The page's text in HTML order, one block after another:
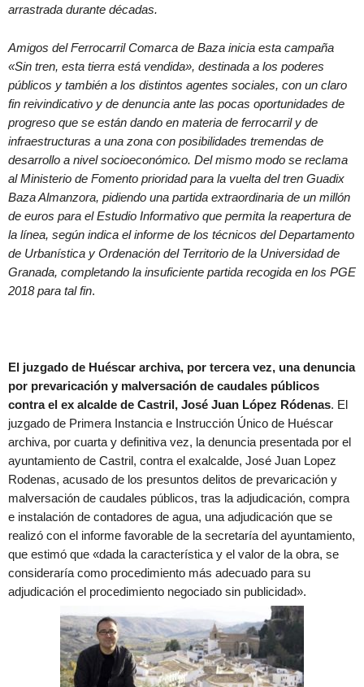
arrastrada durante décadas.
Amigos del Ferrocarril Comarca de Baza inicia esta campaña
«Sin tren, esta tierra está vendida», destinada a los poderes
públicos y también a los distintos agentes sociales, con un claro
fin reivindicativo y de denuncia ante las pocas oportunidades de
progreso que se están dando en materia de ferrocarril y de
infraestructuras a una zona con posibilidades tremendas de
desarrollo a nivel socioeconómico. Del mismo modo se reclama
al Ministerio de Fomento prioridad para la vuelta del tren Guadix
Baza Almanzora, pidiendo una partida extraordinaria de un millón
de euros para el Estudio Informativo que permita la reapertura de
la línea, según indica el informe de los técnicos del Departamento
de Urbanística y Ordenación del Territorio de la Universidad de
Granada, completando la insuficiente partida recogida en los PGE
2018 para tal fin.
El juzgado de Huéscar archiva, por tercera vez, una denuncia
por prevaricación y malversación de caudales públicos
contra el ex alcalde de Castril, José Juan López Ródenas. El
juzgado de Primera Instancia e Instrucción Único de Huéscar
archiva, por cuarta y definitiva vez, la denuncia presentada por el
ayuntamiento de Castril, contra el exalcalde, José Juan Lopez
Rodenas, acusado de los presuntos delitos de prevaricación y
malversación de caudales públicos, tras la adjudicación, compra
e instalación de contadores de agua, una adjudicación que se
realizó con el informe favorable de la secretaría del ayuntamiento,
que estimó que «dada la característica y el valor de la obra, se
consideraría como procedimiento más adecuado para su
adjudicación el procedimiento negociado sin publicidad».